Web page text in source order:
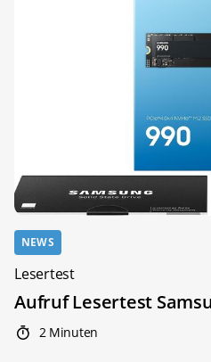
NEWS
Lesertest
Aufruf Lesertest
2 Minuten